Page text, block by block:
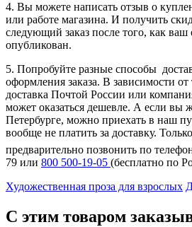
4. Вы можете написать отзыв о
или работе магазина. И получить
следующий заказ после того, как ваш
опубликован.
5. Попробуйте разные способы
оформления заказа. В зависимости
доставка Почтой России или
может оказаться дешевле. А если вы
Петербурге, можно приехать в наш
вообще не платить за доставку.
предварительно позвонить по
79 или 800 500-19-05 (бесплатно по
Художественная проза для взрослых
С этим товаром